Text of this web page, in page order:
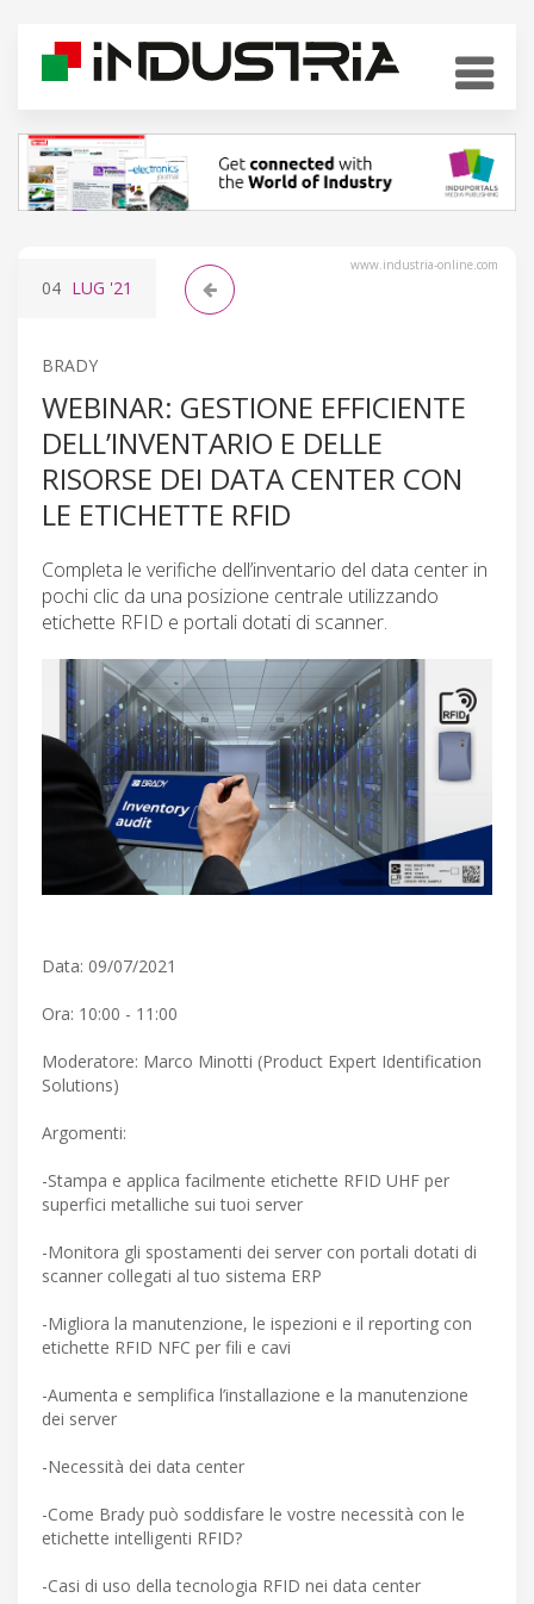
www.industria-online.com
04 LUG '21
BRADY
WEBINAR: GESTIONE EFFICIENTE
DELL’INVENTARIO E DELLE
RISORSE DEI DATA CENTER CON
LE ETICHETTE RFID
Completa le verifiche dell’inventario del data center in
pochi clic da una posizione centrale utilizzando
etichette RFID e portali dotati di scanner.
Data: 09/07/2021
Ora: 10:00 - 11:00
Moderatore: Marco Minotti (Product Expert Identification
Solutions)
Argomenti:
-Stampa e applica facilmente etichette RFID UHF per
superfici metalliche sui tuoi server
-Monitora gli spostamenti dei server con portali dotati di
scanner collegati al tuo sistema ERP
-Migliora la manutenzione, le ispezioni e il reporting con
etichette RFID NFC per fili e cavi
-Aumenta e semplifica l’installazione e la manutenzione
dei server
-Necessità dei data center
-Come Brady può soddisfare le vostre necessità con le
etichette intelligenti RFID?
-Casi di uso della tecnologia RFID nei data center